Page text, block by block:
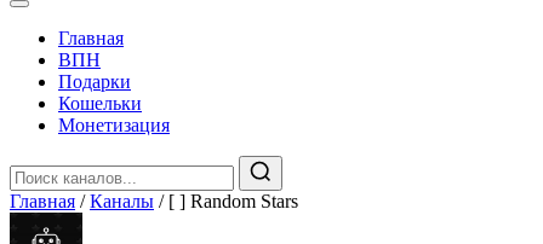
Главная
️ВПН
Подарки
Кошельки
Монетизация
Главная / Каналы / [ ] Random Stars